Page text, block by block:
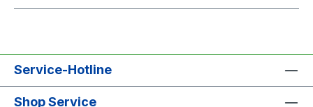
Service-Hotline
Shop Service